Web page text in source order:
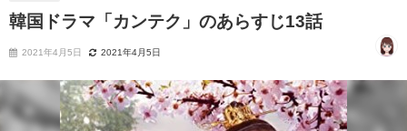
韓国ドラマ「カンテク」のあらすじ13話
2021年4月5日 2021年4月5日